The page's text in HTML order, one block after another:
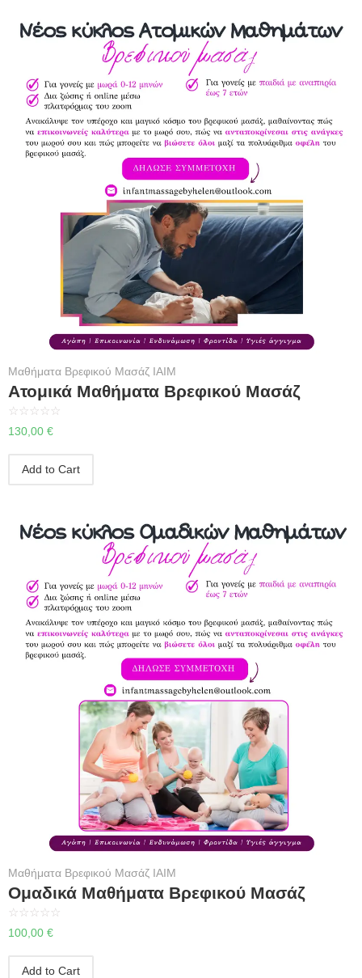
Μαθήματα Βρεφικού Μασάζ IAIM
Ατομικά Μαθήματα Βρεφικού Μασάζ
☆ ☆ ☆ ☆ ☆
130,00 €
Add to Cart
Μαθήματα Βρεφικού Μασάζ IAIM
Ομαδικά Μαθήματα Βρεφικού Μασάζ
☆ ☆ ☆ ☆ ☆
100,00 €
Add to Cart